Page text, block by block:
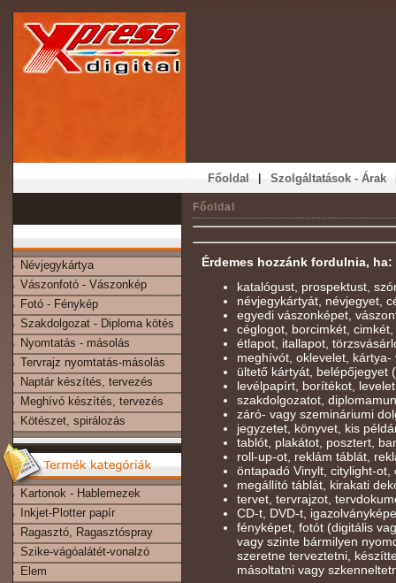
Főoldal | Szolgáltatások - Árak
Névjegykártya
Vászonfotó - Vászonkép
Fotó - Fénykép
Szakdolgozat - Diploma kötés
Nyomtatás - másolás
Tervrajz nyomtatás-másolás
Naptár készítés, tervezés
Meghívó készítés, tervezés
Kötészet, spirálozás
Kartonok - Hablemezek
Inkjet-Plotter papír
Ragasztó, Ragasztóspray
Szike-vágóalátét-vonalzó
Elem
Főoldal
Érdemes hozzánk fordulnia, ha:
katalógust, prospektust,
névjegykártyát, névjegyet,
egyedi vászonképet,
céglogot, borcimkét,
étlapot, itallapot,
meghívót, oklevelet,
ültető kártyát, belépőjegyet
levélpapírt, borítékot,
szakdolgozatot,
záró- vagy szemináriumi
jegyzetet, könyvet, kis
tablót, plakátot, posztert,
roll-up-ot, reklám táblát,
öntapadó Vinylt, citylight-ot,
megállító táblát, kirakati
tervet, tervrajzot,
CD-t, DVD-t,
fényképet, fotót (digitális
vagy szinte bármilyen
szeretne terveztetni,
másoltatni vagy